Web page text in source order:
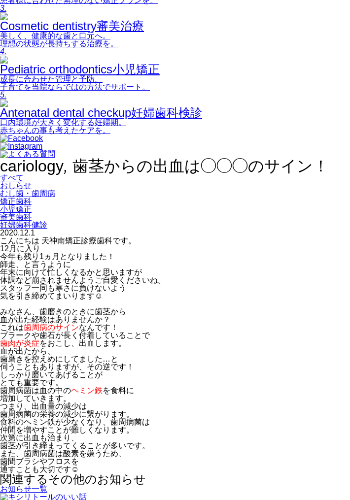
3.
Cosmetic dentistry審美治療
美しく、健康的な歯と口元へ。
理想の状態が長持ちする治療を。
4.
Pediatric orthodontics小児矯正
成長に合わせた管理と予防。
子育てを当院ならではの方法でサポート。
5.
Antenatal dental checkup妊婦歯科検診
口内環境が大きく変化する妊婦期。
赤ちゃんの事も考えたケアを。
cariology, 歯茎からの出血は◯◯◯のサイン！
すべて
おしらせ
むし歯・歯周病
矯正歯科
小児矯正
審美歯科
妊婦歯科健診
2020.12.1
こんにちは 天神南矯正診療歯科です。
12月に入り
今年も残り1ヵ月となりました！
師走、と言うように
年末に向けて忙しくなるかと思いますが
体調など崩されませんようご自愛くださいね。
スタッフ一同も寒さに負けないよう
気を引き締めてまいります☺
みなさん、歯磨きのときに歯茎から
血が出た経験はありませんか？
これは歯周病のサインなんです！
プラークや歯石が長く付着していることで
歯肉が炎症をおこし、出血します。
血が出たから、
歯磨きを控えめにしてました…と
伺うこともありますが、その逆です！
しっかり磨いてあげることが
とても重要です。
歯周病菌は血の中のヘミン鉄を食料に
増加していきます。
つまり、出血量の減少は
歯周病菌の栄養の減少に繋がります。
食料のヘミン鉄が少なくなり、歯周病菌は
仲間を増やすことが難しくなります。
次第に出血も治まり、
歯茎が引き締まってくることが多いです。
また、歯周病菌は酸素を嫌うため、
歯間ブラシやフロスを
通すことも大切です☺
関連するその他のお知らせ
お知らせ一覧